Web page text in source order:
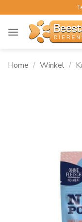
naar
inhoud
Home / Winkel /